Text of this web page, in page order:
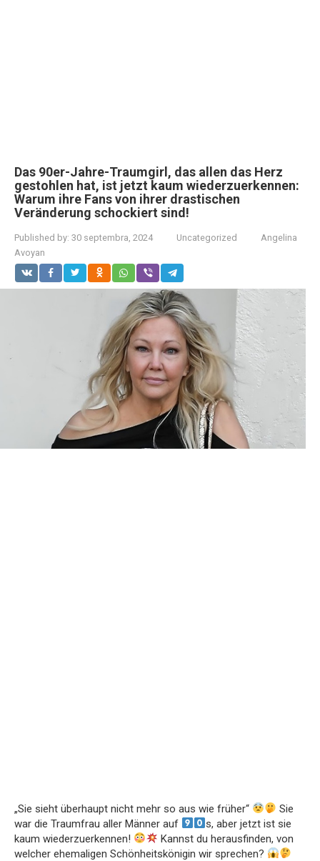
Das 90er-Jahre-Traumgirl, das allen das Herz
gestohlen hat, ist jetzt kaum wiederzuerkennen:
Warum ihre Fans von ihrer drastischen
Veränderung schockiert sind!
Published by: 30 septembra, 2024 Uncategorized
Angelina
Avoyan
„Sie sieht überhaupt nicht mehr so aus wie früher“
Sie
war die Traumfrau aller Männer auf
s, aber jetzt ist sie
kaum wiederzuerkennen!
Kannst du herausfinden, von
welcher ehemaligen Schönheitskönigin wir sprechen?